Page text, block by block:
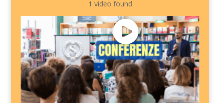
1 video found